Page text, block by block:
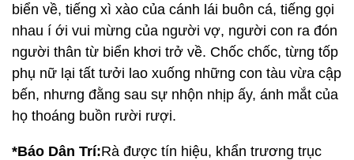
biển về, tiếng xì xào của cánh lái buôn cá, tiếng gọi
nhau í ới vui mừng của người vợ, người con ra đón
người thân từ biển khơi trở về. Chốc chốc, từng tốp
phụ nữ lại tất tưởi lao xuống những con tàu vừa cập
bến, nhưng đằng sau sự nhộn nhịp ấy, ánh mắt của
họ thoáng buồn rười rượi.
*Báo Dân Trí:Rà được tín hiệu, khẩn trương trục